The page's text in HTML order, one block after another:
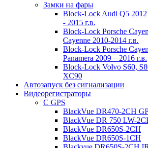
Замки на фары
Block-Lock Audi Q5
- 2015 г.в.
Block-Lock Porsche
Cayenne 2010-2014 г.в.
Block-Lock Porsche
Panamera 2009 – 2016 г.в.
Block-Lock Volvo S60,
XC90
Автозапуск без сигнализации
Видеорегистраторы
С GPS
BlackVue DR470-2CH
BlackVue DR 750 LW-
BlackVue DR650S-2CH
BlackVue DR650S-1CH